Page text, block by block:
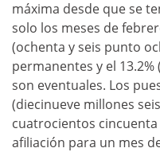
máxima desde que se
solo los meses de
(ochenta y seis punto
permanentes y el
son eventuales. Los
(diecinueve millones
cuatrocientos
afiliación para un mes